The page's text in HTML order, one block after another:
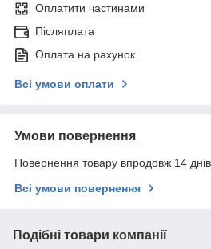
Оплатити частинами
Післяплата
Оплата на рахунок
Всі умови оплати
Умови повернення
Повернення товару впродовж 14
Всі умови повернення
Подібні товари компанії